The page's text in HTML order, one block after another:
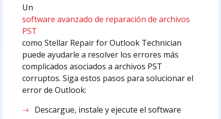
Un
software avanzado de reparación de archivos
PST
como Stellar Repair for Outlook Technician
puede ayudarle a resolver los errores más
complicados asociados a archivos PST
corruptos. Siga estos pasos para solucionar el
error de Outlook:
Descargue, instale y ejecute el software